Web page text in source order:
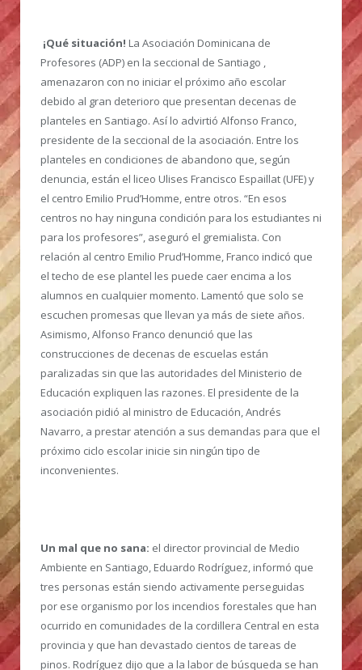
¡Qué situación! La Asociación Dominicana de
Profesores (ADP) en la seccional de Santiago ,
amenazaron con no iniciar el próximo año escolar
debido al gran deterioro que presentan decenas de
planteles en Santiago. Así lo advirtió Alfonso Franco,
presidente de la seccional de la asociación. Entre los
planteles en condiciones de abandono que, según
denuncia, están el liceo Ulises Francisco Espaillat (UFE) y
el centro Emilio Prud’Homme, entre otros. “En esos
centros no hay ninguna condición para los estudiantes ni
para los profesores”, aseguró el gremialista. Con
relación al centro Emilio Prud’Homme, Franco indicó que
el techo de ese plantel les puede caer encima a los
alumnos en cualquier momento. Lamentó que solo se
escuchen promesas que llevan ya más de siete años.
Asimismo, Alfonso Franco denunció que las
construcciones de decenas de escuelas están
paralizadas sin que las autoridades del Ministerio de
Educación expliquen las razones. El presidente de la
asociación pidió al ministro de Educación, Andrés
Navarro, a prestar atención a sus demandas para que el
próximo ciclo escolar inicie sin ningún tipo de
inconvenientes.
Un mal que no sana: el director provincial de Medio
Ambiente en Santiago, Eduardo Rodríguez, informó que
tres personas están siendo activamente perseguidas
por ese organismo por los incendios forestales que han
ocurrido en comunidades de la cordillera Central en esta
provincia y que han devastado cientos de tareas de
pinos. Rodríguez dijo que a la labor de búsqueda se han